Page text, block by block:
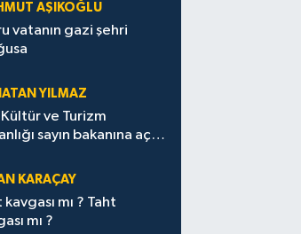
AŞIKOĞLU
vatanın gazi şehri
YILMAZ
Kültür ve Turizm
sayın bakanına açık
KARAÇAY
kavgası mı ? Taht
mı ?